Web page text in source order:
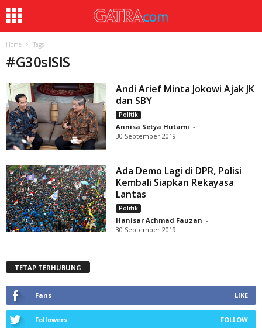
Home Tags
#G30sISIS
Andi Arief Minta Jokowi Ajak JK
dan SBY
Politik
Annisa Setya Hutami -
30 September 2019
Ada Demo Lagi di DPR, Polisi
Kembali Siapkan Rekayasa
Lantas
Politik
Hanisar Achmad Fauzan -
30 September 2019
TETAP TERHUBUNG
Fans LIKE
Followers FOLLOW